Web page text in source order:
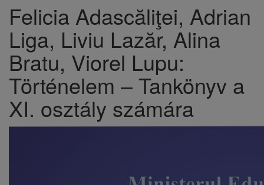
​Felicia Adascăliţei, Adrian
Liga, Liviu Lazăr, Alina
Bratu, Viorel Lupu:
Történelem – Tankönyv a
XI. osztály számára